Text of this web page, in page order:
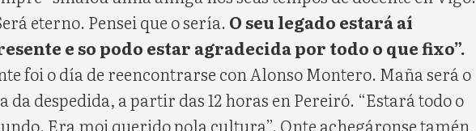
eterno. Pensei que o sería. O seu legado estará aí
e so podo estar agradecida por todo o que fixo”.
foi o día de reencontrarse con Alonso Montero. Maña será o
da despedida, a partir das 12 horas en Pereiró. “Estará todo o
Era moi querido pola cultura”. Onte achegáronse tamén